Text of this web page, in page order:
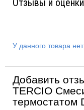
Отзывы и
У данного товара
Добавить
TERCIO
термостатом